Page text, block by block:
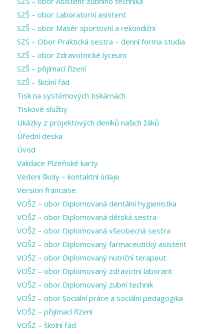
SZŠ – obor Laboratorní asistent
SZŠ – obor Masér sportovní a rekondiční
SZS – Obor Praktická sestra – denní forma studia
SZŠ – obor Zdravotnické lyceum
SZŠ – přijímací řízení
SZŠ – školní řád
Tisk na systémových tiskárnách
Tiskové služby
Ukázky z projektových deníků našich žáků
Úřední deska
Úvod
Validace Plzeňské karty
Vedení školy – kontaktní údaje
Version francaise
VOŠZ – obor Diplomovaná dentální hygienistka
VOŠZ – obor Diplomovaná dětská sestra
VOŠZ – obor Diplomovaná všeobecná sestra
VOŠZ – obor Diplomovaný farmaceutický asistent
VOŠZ – obor Diplomovaný nutriční terapeut
VOŠZ – obor Diplomovaný zdravotní laborant
VOŠZ – obor Diplomovaný zubní technik
VOŠZ – obor Sociální práce a sociální pedagogika
VOŠZ – přijímací řízení
VOŠZ – školní řád